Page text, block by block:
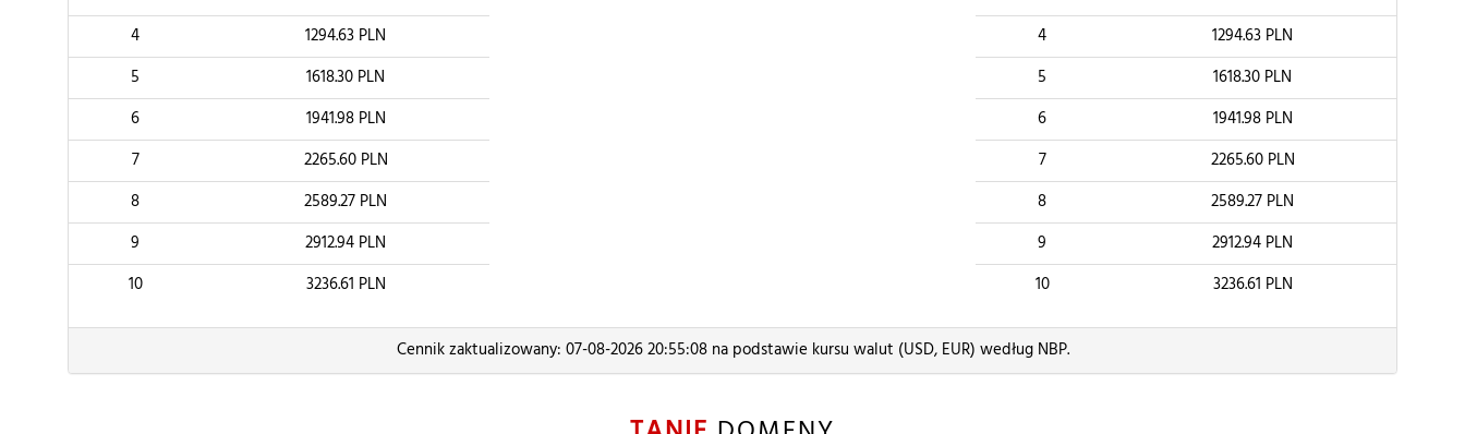
4
1294.63 PLN
5
1618.30 PLN
6
1941.98PLN
7
2265.60PLN
8
2589.27 PLN
9
2912.94 PLN
10
3236.61 PLN
4
1294.63 PLN
5
1618.30 PLN
6
1941.98PLN
7
2265.60PLN
8
2589.27 PLN
9
2912.94 PLN
10
3236.61 PLN
Cennik zaktualizowany: 07-08-2026 20:55:08 na podstawie kursu walut (USD, EUR) według NBP.